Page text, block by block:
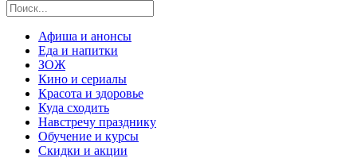
Афиша и анонсы
Еда и напитки
ЗОЖ
Кино и сериалы
Красота и здоровье
Куда сходить
Навстречу празднику
Обучение и курсы
Скидки и акции